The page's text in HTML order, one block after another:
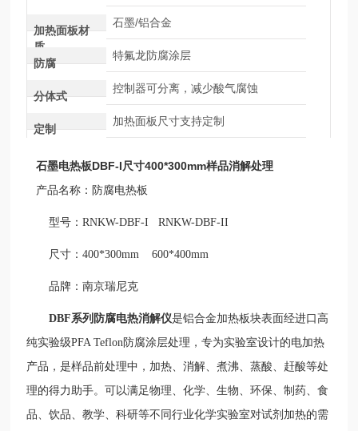
加热面板材
质
石墨/铝合金
防腐
特氟龙防腐涂层
分体式
控制器可分离，减少酸气腐蚀
定制
加热面板尺寸支持定制
石墨电热板DBF-I尺寸400*300mm样品消解处理
产品名称：防腐电热板
型号：RNKW-DBF-I RNKW-DBF-II
尺寸：400*300mm 600*400mm
品牌：南京瑞尼克
DBF系列防腐电热消解仪是铝合金加热板块表面经进口高
纯实验级PFA Teflon防腐涂层处理，专为实验室设计的电加热
产品，是样品前处理中，加热、消解、煮沸、蒸酸、赶酸等处
理的得力助手。可以满足物理、化学、生物、环保、制药、食
品、饮品、教学、科研等不同行业化学实验室对试剂加热的需